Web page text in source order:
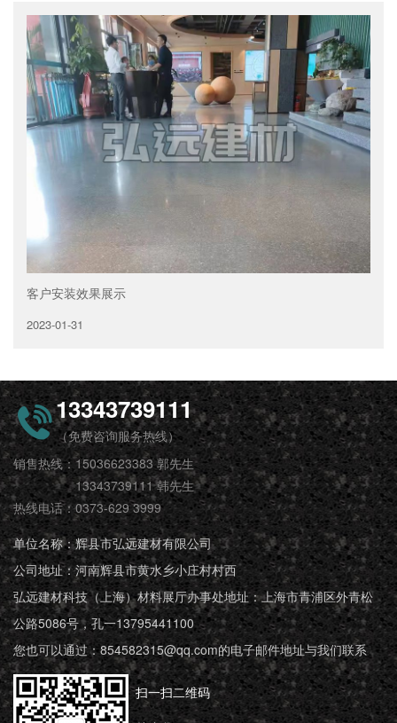
客户安装效果展示
2023-01-31
13343739111
（免费咨询服务热线）
销售热线：15036623383 郭先生
13343739111 韩先生
热线电话：0373-629 3999
单位名称：辉县市弘远建材有限公司
公司地址：河南辉县市黄水乡小庄村村西
弘远建材科技（上海）材料展厅办事处地址：上海市青浦区外青松
公路5086号，孔一13795441100
您也可以通过：854582315@qq.com的电子邮件地址与我们联系
扫一扫二维码